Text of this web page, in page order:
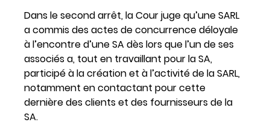
Dans le second arrêt, la Cour juge qu’une SARL
a commis des actes de concurrence déloyale
à l’encontre d’une SA dès lors que l’un de ses
associés a, tout en travaillant pour la SA,
participé à la création et à l’activité de la SARL,
notamment en contactant pour cette
dernière des clients et des fournisseurs de la
SA.